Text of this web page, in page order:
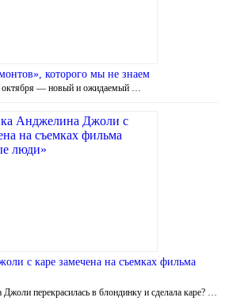
которого мы не знаем
октября — новый и ожидаемый …
с каре замечена на съемках фильма
перекрасилась в блондинку и сделала каре? …